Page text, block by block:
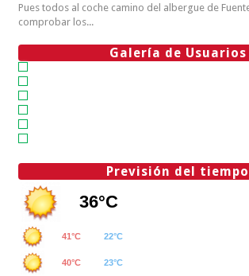
Pues todos al coche camino del albergue de
comprobar los...
Galería de Usuarios
Previsión del tiempo